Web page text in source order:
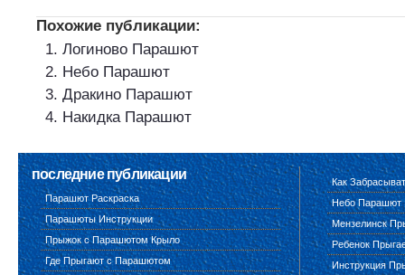
Похожие публикации:
Логиново Парашют
Небо Парашют
Дракино Парашют
Накидка Парашют
последние публикации
Парашют Раскраска
Парашюты Инструкции
Прыжок с Парашютом Крыло
Где Прыгают с Парашютом
Как
Небо Парашют
Мензелинск
Ребенок
Инструкция